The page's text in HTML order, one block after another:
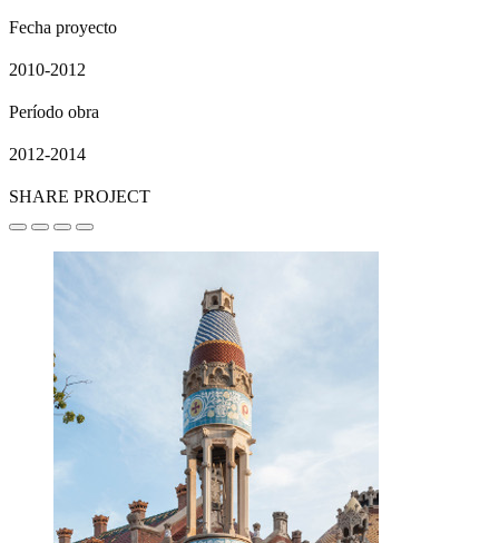
Fecha proyecto
2010-2012
Período obra
2012-2014
SHARE PROJECT